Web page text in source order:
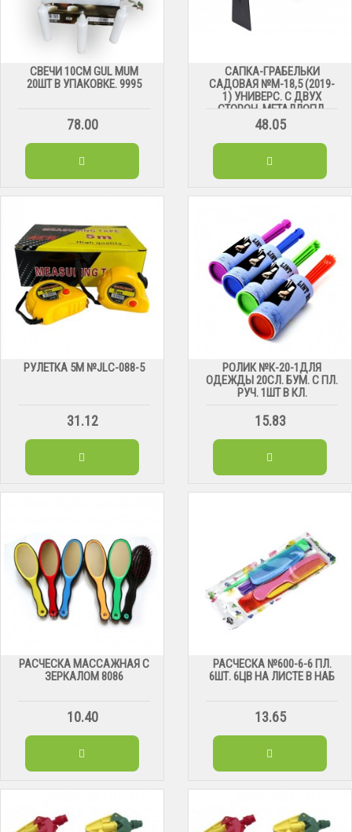
СВЕЧИ 10СМ GUL MUM
20ШТ В УПАКОВКЕ. 9995
78.00
САПКА-ГРАБЕЛЬКИ
САДОВАЯ №М-18,5 (2019-
1) УНИВЕРС. С ДВУХ
СТОРОН. МЕТАЛЛОПЛ.
(32,5*18,5) СМ
48.05
РУЛЕТКА 5М №JLC-088-5
31.12
РОЛИК №К-20-1ДЛЯ
ОДЕЖДЫ 20СЛ. БУМ. С ПЛ.
РУЧ. 1ШТ В КЛ.
15.83
РАСЧЕСКА МАССАЖНАЯ С
ЗЕРКАЛОМ 8086
10.40
РАСЧЕСКА №600-6-6 ПЛ.
6ШТ. 6ЦВ НА ЛИСТЕ В НАБ
13.65